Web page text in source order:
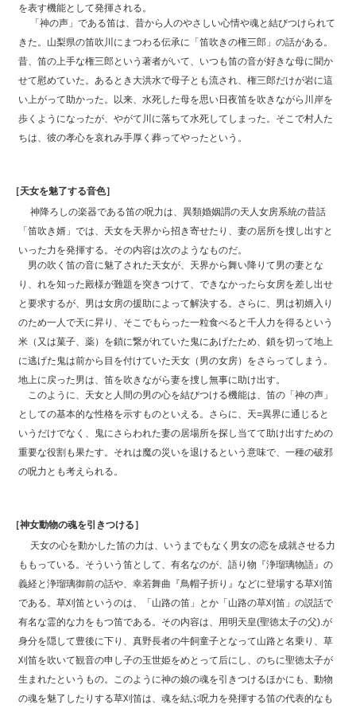
を表す機能として発揮される。
「神の声」である笛は、昔から人のやさしい心情や魂と結びつけられて
きた。山梨県の笛吹川にまつわる伝承に「笛吹きの権三郎」の話がある。
昔、笛の上手な権三郎という著者がいて、いつも笛の音が好きな母に聞か
せて慰めていた。あるとき大洪水で母子とも流され、権三郎だけが岩に這
い上がって助かった。以来、水死した母を思い日夜笛を吹きながら川岸を
歩くようになったが、やがて川に落ちて水死してしまった。そこで村人た
ちは、彼の孝心を哀れみ手厚く葬ってやったという。
［天女を魅了する音色］
神降ろしの楽器である笛の呪力は、異類婚姻謂の天人女房系統の昔話
「笛吹き婿」では、天女を天界から招き寄せたり、妻の居所を捜し出すと
いった力を発揮する。その内容は次のようなものだ。
男の吹く笛の音に魅了された天女が、天界から舞い降りて男の妻とな
り、れを知った殿様が難題を突きつけて、できなかったら女房を差し出せ
と要求するが、男は女房の援助によって解決する。さらに、男は初婿入り
のため一人で天に昇り、そこでもらった一粒食べると千人力を得るという
米（又は菓子、薬）を鎖に繋がれていた鬼にあげたため、鎖を切って地上
に逃げた鬼は前から目を付けていた天女（男の女房）をさらってしまう。
地上に戻った男は、笛を吹きながら妻を捜し無事に助け出す。
このように、天女と人間の男の心を結びつける機能は、笛の「神の声」
としての基本的な性格を示すものといえる。さらに、天=異界に通じると
いうだけでなく、鬼にさらわれた妻の居場所を探し当てて助け出すための
重要な役割も果たす。それは魔の災いを退けるという意味で、一種の破邪
の呪力とも考えられる。
［神女動物の魂を引きつける］
天女の心を動かした笛の力は、いうまでもなく男女の恋を成就させる力
ももっている。そういう笛として、有名なのが、語り物『浄瑠璃物語』の
義経と浄瑠璃御前の話や、幸若舞曲『鳥帽子折り』などに登場する草刈笛
である。草刈笛というのは、「山路の笛」とか「山路の草刈笛」の説話で
有名な霊的な力をもつ笛である。その内容は、用明天皇(聖徳太子の父).が
身分を隠して豊後に下り、真野長者の牛飼童子となって山路と名乗り、草
刈笛を吹いて観音の申し子の玉世姫をめとって后にし、のちに聖徳太子が
生まれたというもの。このように神の娘の魂を引きつけるほかにも、動物
の魂を魅了したりする草刈笛は、魂を結ぶ呪力を発揮する笛の代表的なも